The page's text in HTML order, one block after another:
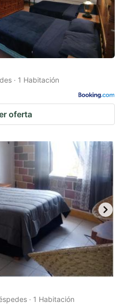
· 1 Habitación
oferta
· 1 Habitación